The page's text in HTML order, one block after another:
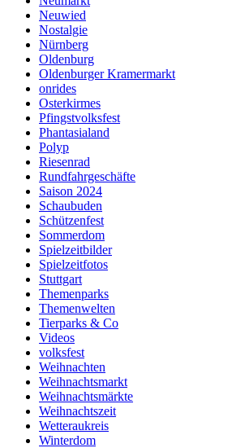
Neuwied
Nostalgie
Nürnberg
Oldenburg
Oldenburger Kramermarkt
onrides
Osterkirmes
Pfingstvolksfest
Phantasialand
Polyp
Riesenrad
Rundfahrgeschäfte
Saison 2024
Schaubuden
Schützenfest
Sommerdom
Spielzeitbilder
Spielzeitfotos
Stuttgart
Themenparks
Themenwelten
Tierparks & Co
Videos
volksfest
Weihnachten
Weihnachtsmarkt
Weihnachtsmärkte
Weihnachtszeit
Wetteraukreis
Winterdom